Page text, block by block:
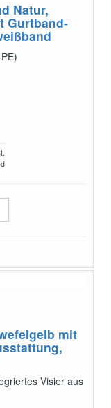
Natur,
Gurtband-
mit
Visier aus